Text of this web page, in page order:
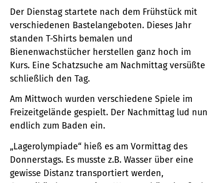
Der Dienstag startete nach dem Frühstück mit
verschiedenen Bastelangeboten. Dieses Jahr
standen T-Shirts bemalen und
Bienenwachstücher herstellen ganz hoch im
Kurs. Eine Schatzsuche am Nachmittag versüßte
schließlich den Tag.
Am Mittwoch wurden verschiedene Spiele im
Freizeitgelände gespielt. Der Nachmittag lud nun
endlich zum Baden ein.
„Lagerolympiade“ hieß es am Vormittag des
Donnerstags. Es musste z.B. Wasser über eine
gewisse Distanz transportiert werden,